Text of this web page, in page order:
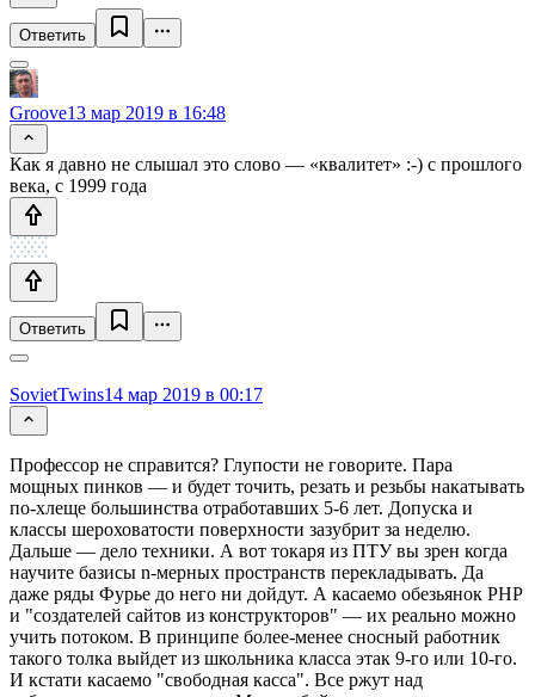
Ответить
Groove13 мар 2019 в 16:48
Как я давно не слышал это слово — «квалитет» :-) с прошлого
века, с 1999 года
Ответить
SovietTwins14 мар 2019 в 00:17
Профессор не справится? Глупости не говорите. Пара
мощных пинков — и будет точить, резать и резьбы накатывать
по-хлеще большинства отработавших 5-6 лет. Допуска и
классы шероховатости поверхности зазубрит за неделю.
Дальше — дело техники. А вот токаря из ПТУ вы зрен когда
научите базисы n-мерных пространств перекладывать. Да
даже ряды Фурье до него ни дойдут. А касаемо обезьянок PHP
и "создателей сайтов из конструкторов" — их реально можно
учить потоком. В принципе более-менее сносный работник
такого толка выйдет из школьника класса этак 9-го или 10-го.
И кстати касаемо "свободная касса". Все ржут над